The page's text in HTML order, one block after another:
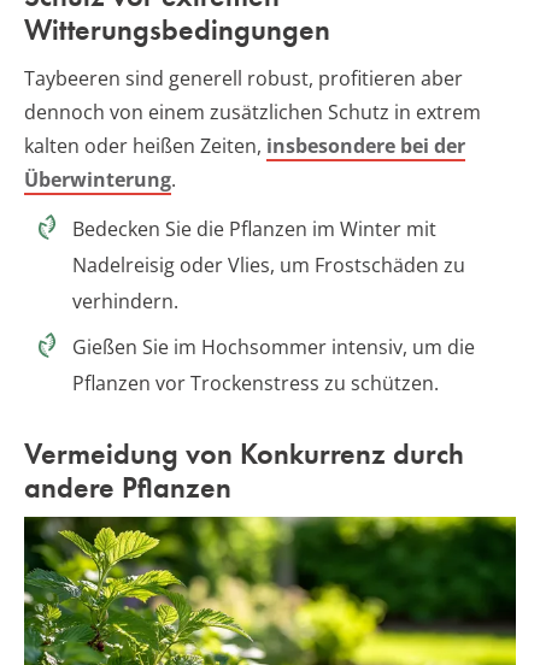
Witterungsbedingungen
Taybeeren sind generell robust, profitieren aber
dennoch von einem zusätzlichen Schutz in extrem
kalten oder heißen Zeiten, insbesondere bei der
Überwinterung.
Bedecken Sie die Pflanzen im Winter mit
Nadelreisig oder Vlies, um Frostschäden zu
verhindern.
Gießen Sie im Hochsommer intensiv, um die
Pflanzen vor Trockenstress zu schützen.
Vermeidung von Konkurrenz durch
andere Pflanzen